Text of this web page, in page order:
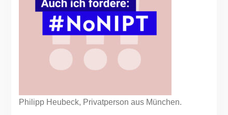
Philipp Heubeck, Privatperson aus München.